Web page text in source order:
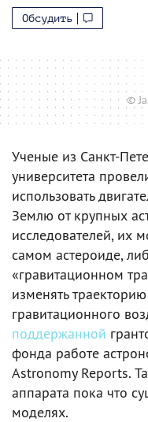
Обсудить
©
Ученые из Санкт-
университета
использовать
Землю от крупных
исследователей, их
самом астероиде,
«гравитационном
изменять
гравитационного
поддержанной
фонда работе
Astronomy Reports.
аппарата пока что
моделях.